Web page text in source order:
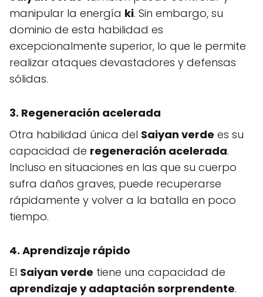
manipular la energía ki. Sin embargo, su
dominio de esta habilidad es
excepcionalmente superior, lo que le permite
realizar ataques devastadores y defensas
sólidas.
3. Regeneración acelerada
Otra habilidad única del Saiyan verde es su
capacidad de regeneración acelerada.
Incluso en situaciones en las que su cuerpo
sufra daños graves, puede recuperarse
rápidamente y volver a la batalla en poco
tiempo.
4. Aprendizaje rápido
El Saiyan verde tiene una capacidad de
aprendizaje y adaptación sorprendente.